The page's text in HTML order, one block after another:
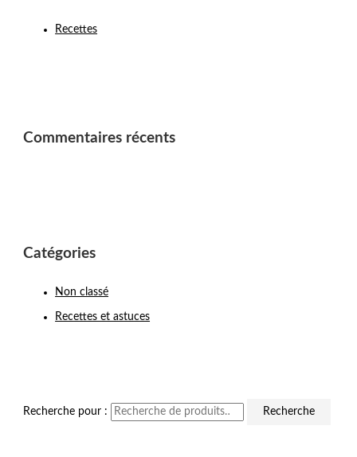
Recettes
Commentaires récents
Catégories
Non classé
Recettes et astuces
Recherche pour : Recherche